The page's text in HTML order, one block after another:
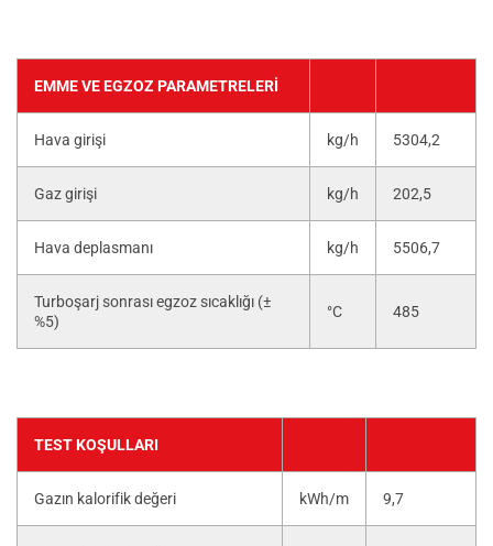
EMME VE EGZOZ PARAMETRELERI
Hava girişi kg/h 5304,2
Gaz girişi kg/h 202,5
Hava deplasmanı kg/h 5506,7
Turboşarj sonrası egzoz sıcaklığı (±
%5)
°C 485
TEST KOŞULLARI
Gazın kalorifik değeri kWh/m 9,7